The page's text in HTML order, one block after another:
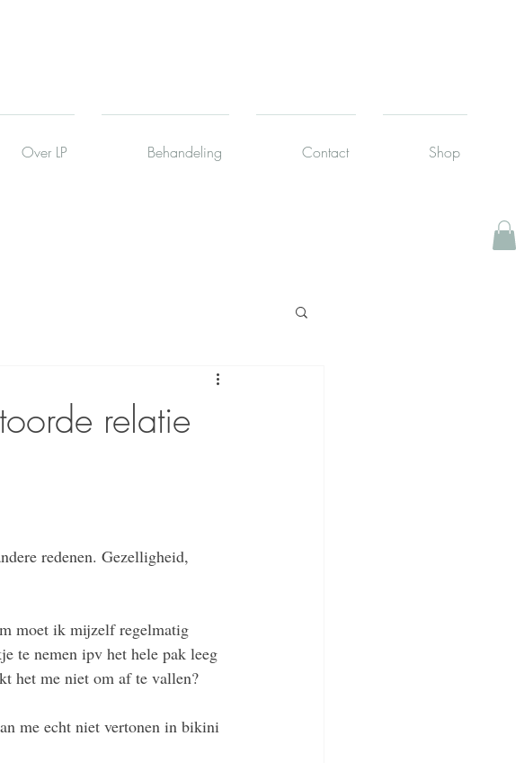
Over LP Behandeling Contact Shop
relatie
redenen. Gezelligheid,
moet ik mijzelf regelmatig
te nemen ipv het hele pak leeg
het me niet om af te vallen?
me echt niet vertonen in bikini